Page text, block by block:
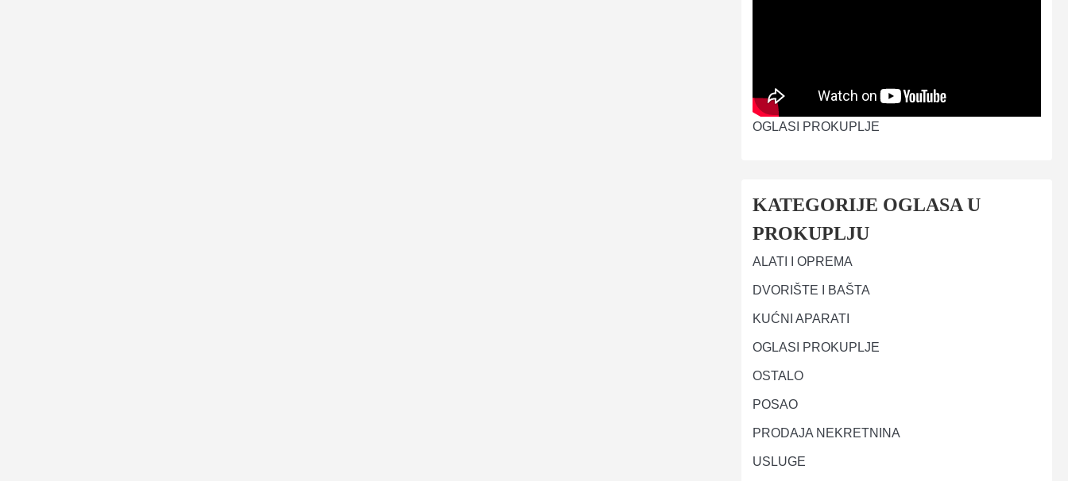
OGLASI PROKUPLJE
KATEGORIJE OGLASA U
PROKUPLJU
ALATI I OPREMA
DVORIŠTE I BAŠTA
KUĆNI APARATI
OGLASI PROKUPLJE
OSTALO
POSAO
PRODAJA NEKRETNINA
USLUGE